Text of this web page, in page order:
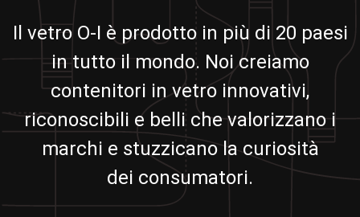
Il vetro O-I è prodotto in più di 20 paesi
in tutto il mondo. Noi creiamo
contenitori in vetro innovativi,
riconoscibili e belli che valorizzano i
marchi e stuzzicano la curiosità
dei consumatori.